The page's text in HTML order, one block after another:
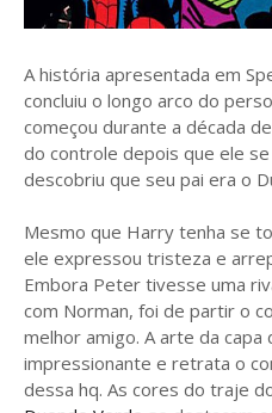
A história apresentada em
concluiu o longo arco do
começou durante a década
do controle depois que ele
descobriu que seu pai era o
Mesmo que Harry tenha se
ele expressou tristeza e
Embora Peter tivesse uma
com Norman, foi de partir o
melhor amigo. A arte da capa
impressionante e retrata o
dessa hq. As cores do traje